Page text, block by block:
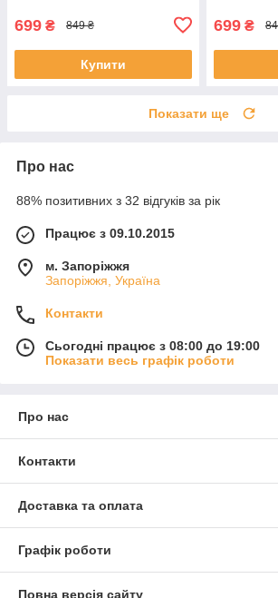
699 ₴ 849 ₴
Купити
699 ₴
Показати ще
Про нас
88% позитивних з 32 відгуків за рік
Працює з 09.10.2015
м. Запоріжжя
Запоріжжя, Україна
Контакти
Сьогодні працює з 08:00 до 19:00
Показати весь графік роботи
Про нас
Контакти
Доставка та оплата
Графік роботи
Повна версія сайту